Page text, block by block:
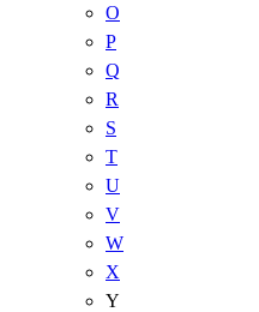
O
P
Q
R
S
T
U
V
W
X
Y